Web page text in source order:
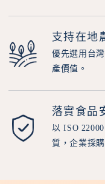
支持在地
優先選用台
產價值。
落實食品
以 ISO
質，企業採